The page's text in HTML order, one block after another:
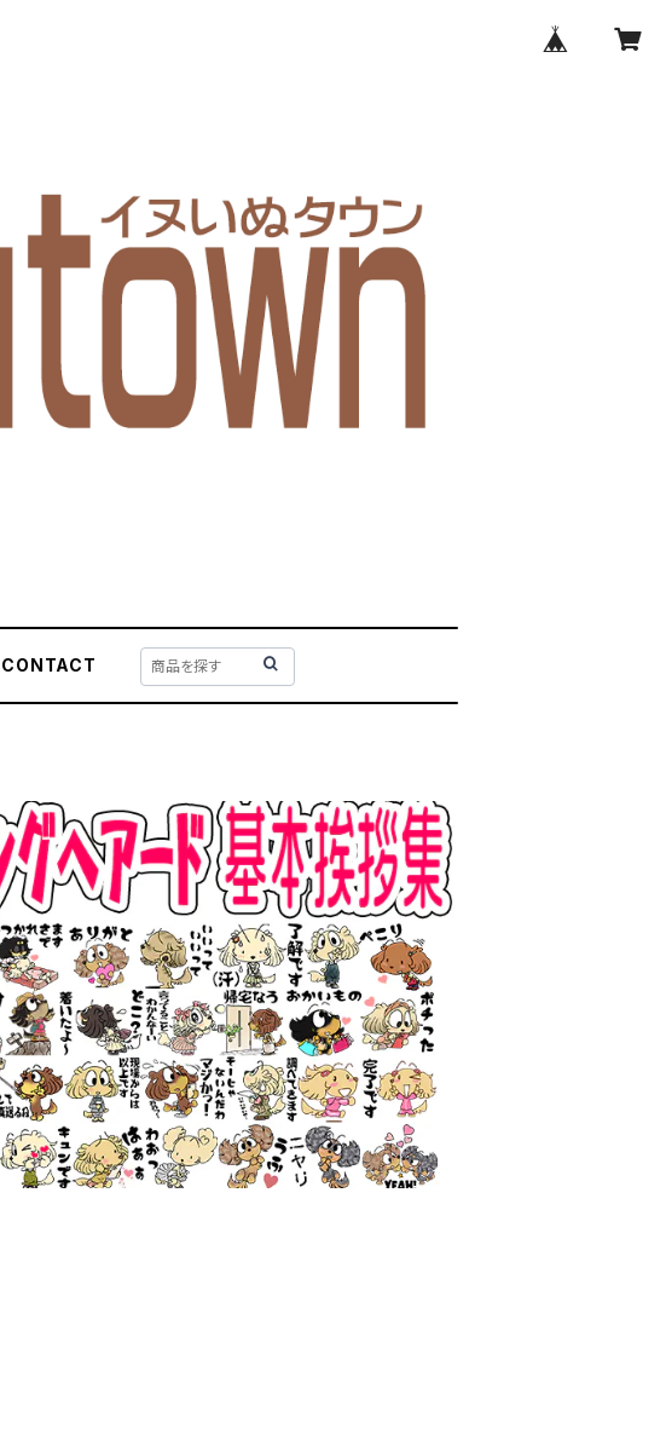
CONTACT